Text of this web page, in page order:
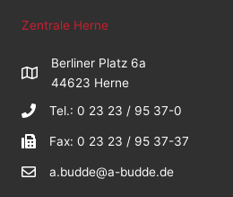
Zentrale Herne
Berliner Platz 6a
44623 Herne
Tel.: 0 23 23 / 95 37-0
Fax: 0 23 23 / 95 37-37
a.budde@a-budde.de